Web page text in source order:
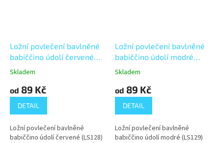
Ložní povlečení bavlněné
babiččino údolí červené
(LS128)
Skladem
od 89 Kč
DETAIL
Ložní povlečení bavlněné
babiččino údolí červené (LS128)
Ložní povlečení bavlněné
babiččino údolí modré
(LS129)
Skladem
od 89 Kč
DETAIL
Ložní povlečení bavlněné
babiččino údolí modré (LS129)